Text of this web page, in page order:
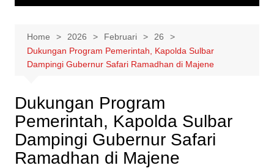
Home 2026 Februari
26
Dukungan Program Pemerintah, Kapolda Sulbar
Dampingi Gubernur Safari Ramadhan di Majene
Dukungan Program
Pemerintah, Kapolda Sulbar
Dampingi Gubernur Safari
Ramadhan di Majene